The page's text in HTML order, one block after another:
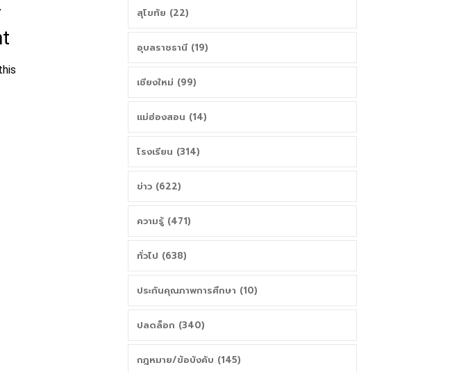
สุโขทัย (22)
อุบลราชธานี (19)
เชียงใหม่ (99)
แม่ฮ่องสอน (14)
โรงเรียน (314)
ข่าว (622)
ความรู้ (471)
ทั่วไป (638)
ประกันคุณภาพการศึกษา (10)
ปลดล็อก (340)
กฎหมาย/ข้อบังคับ (145)